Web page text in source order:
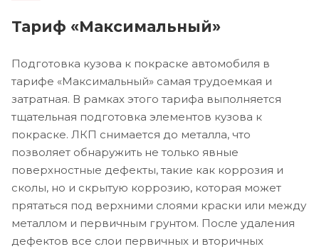
Тариф «Максимальный»
Подготовка кузова к покраске автомобиля в
тарифе «Максимальный» самая трудоемкая и
затратная. В рамках этого тарифа выполняется
тщательная подготовка элементов кузова к
покраске. ЛКП снимается до металла, что
позволяет обнаружить не только явные
поверхностные дефекты, такие как коррозия и
сколы, но и скрытую коррозию, которая может
прятаться под верхними слоями краски или между
металлом и первичным грунтом. После удаления
дефектов все слои первичных и вторичных